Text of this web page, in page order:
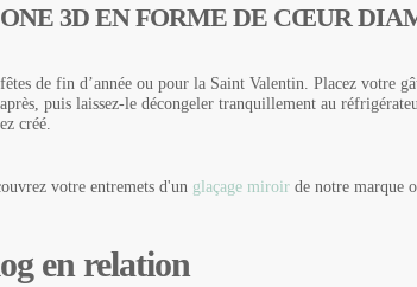
3D EN FORME DE CŒUR
de fin d’année ou pour la Saint Valentin. Placez votre
après, puis laissez-le décongeler tranquillement au
créé.
votre entremets d'un glaçage miroir de notre marque
en relation